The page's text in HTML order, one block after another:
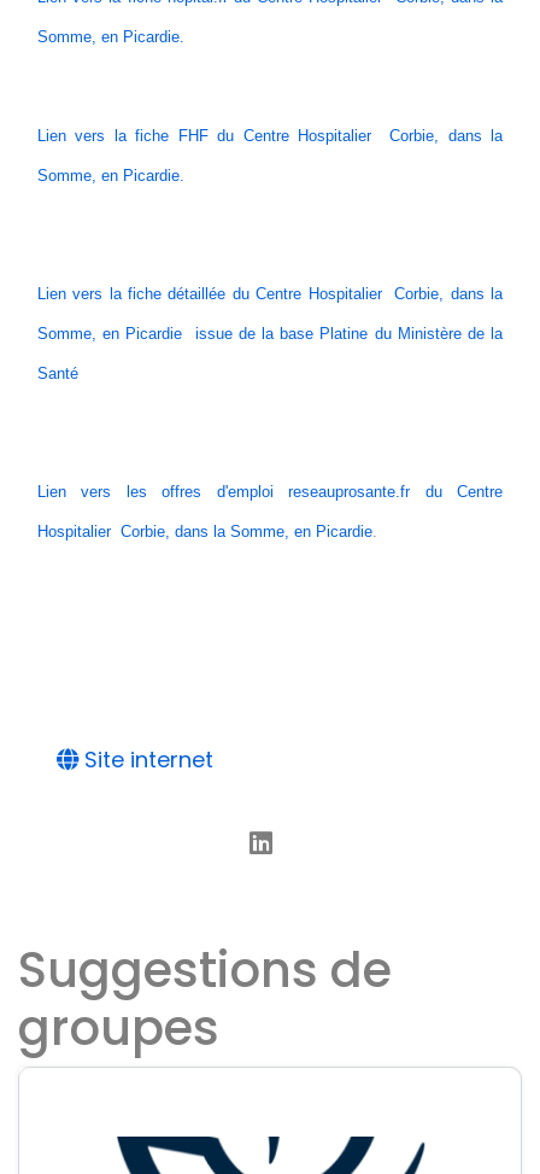
Somme, en Picardie.
Lien vers la fiche FHF du Centre Hospitalier Corbie, dans la
Somme, en Picardie.
Lien vers la fiche détaillée du Centre Hospitalier Corbie, dans la
Somme, en Picardie issue de la base Platine du Ministère de la
Santé
Lien vers les offres d'emploi reseauprosante.fr du Centre
Hospitalier Corbie, dans la Somme, en Picardie.
Site internet
Suggestions de
groupes